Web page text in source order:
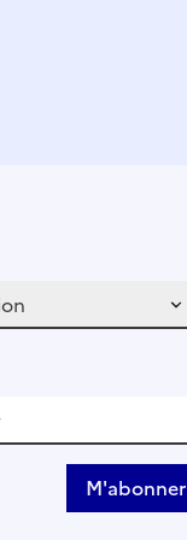
M'abonner